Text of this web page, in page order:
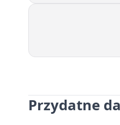
Przydatne